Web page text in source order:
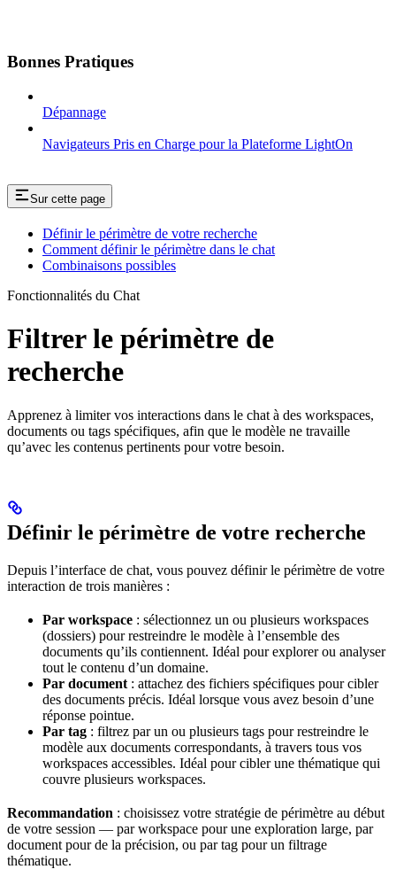
Bonnes Pratiques
Dépannage
Navigateurs Pris en Charge pour la Plateforme LightOn
Sur cette page
Définir le périmètre de votre recherche
Comment définir le périmètre dans le chat
Combinaisons possibles
Fonctionnalités du Chat
Filtrer le périmètre de
recherche
Apprenez à limiter vos interactions dans le chat à des workspaces,
documents ou tags spécifiques, afin que le modèle ne travaille
qu’avec les contenus pertinents pour votre besoin.
Définir le périmètre de votre recherche
Depuis l’interface de chat, vous pouvez définir le périmètre de votre
interaction de trois manières :
Par workspace : sélectionnez un ou plusieurs workspaces
(dossiers) pour restreindre le modèle à l’ensemble des
documents qu’ils contiennent. Idéal pour explorer ou analyser
tout le contenu d’un domaine.
Par document : attachez des fichiers spécifiques pour cibler
des documents précis. Idéal lorsque vous avez besoin d’une
réponse pointue.
Par tag : filtrez par un ou plusieurs tags pour restreindre le
modèle aux documents correspondants, à travers tous vos
workspaces accessibles. Idéal pour cibler une thématique qui
couvre plusieurs workspaces.
Recommandation : choisissez votre stratégie de périmètre au début
de votre session — par workspace pour une exploration large, par
document pour de la précision, ou par tag pour un filtrage
thématique.